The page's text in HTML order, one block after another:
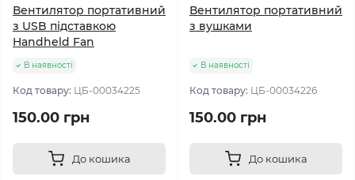
Вентилятор портативний
з USB підставкою
Handheld Fan
В наявності
Код товару: ЦБ-00034225
150.00 грн
До кошика
Вентилятор портативний
з вушками
В наявності
Код товару: ЦБ-00034226
150.00 грн
До кошика